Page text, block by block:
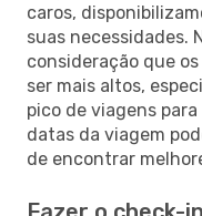
caros,
suas necessidades.
consideração que
ser mais altos,
pico de viagens
datas da viagem
de encontrar